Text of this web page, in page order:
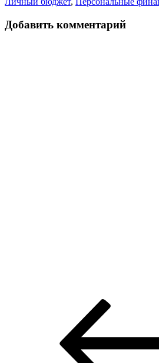
Добавить комментарий